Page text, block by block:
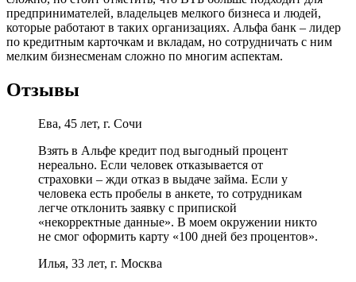
предпринимателей, владельцев мелкого бизнеса и людей,
которые работают в таких организациях. Альфа банк – лидер
по кредитным карточкам и вкладам, но сотрудничать с ним
мелким бизнесменам сложно по многим аспектам.
Отзывы
Ева, 45 лет, г. Сочи
Взять в Альфе кредит под выгодный процент
нереально. Если человек отказывается от
страховки – жди отказ в выдаче займа. Если у
человека есть пробелы в анкете, то сотрудникам
легче отклонить заявку с припиской
«некорректные данные». В моем окружении никто
не смог оформить карту «100 дней без процентов».
Илья, 33 лет, г. Москва